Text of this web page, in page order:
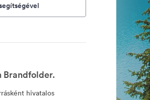
Brandfolder.
hivatalos